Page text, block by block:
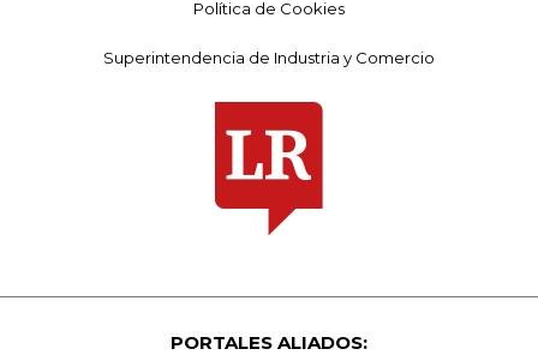
Política de Cookies
Superintendencia de Industria y Comercio
PORTALES ALIADOS: